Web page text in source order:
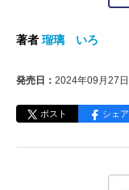
著者 瑠璃 いろ
発売日： 2024年09月27日
ポスト シェア